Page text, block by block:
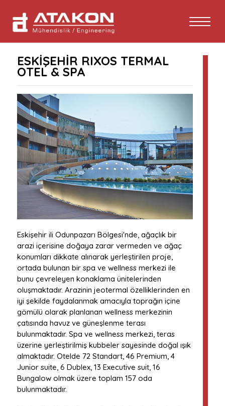
ESKİŞEHİR RIXOS TERMAL
OTEL & SPA
Eskişehir ili Odunpazarı Bölgesi'nde, ağaçlık bir
arazi içerisine doğaya zarar vermeden ve ağaç
konumları dikkate alınarak yerleştirilen proje,
ortada bulunan bir spa ve wellness merkezi ile
bunu çevreleyen konaklama ünitelerinden
oluşmaktadır. Arazinin jeotermal özelliklerinden en
iyi şekilde faydalanmak amacıyla toprağın içine
gömülü olarak planlanan wellness merkezinin
çatısında havuz ve güneşlenme terası
bulunmaktadır. Spa ve wellness merkezi, teras
üzerine yerleştirilmiş kubbeler sayesinde doğal ışık
almaktadır. Otelde 72 Standart, 46 Premium, 4
Junior suite, 6 Dublex, 13 Executive suit, 16
Bungalow olmak üzere toplam 157 oda
bulunmaktadır.